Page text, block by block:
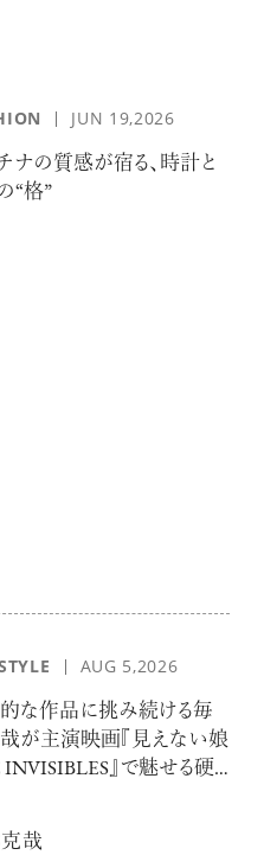
JUN 19,2026
ナの質感が宿る、時計と
“格”
AUG 5,2026
な作品に挑み続ける毎
が主演映画『見えない娘
』で魅せる硬
哉